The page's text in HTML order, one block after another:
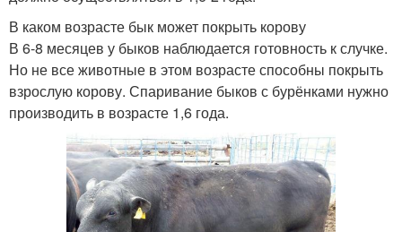
В каком возрасте бык может покрыть корову
В 6-8 месяцев у быков наблюдается готовность к случке.
Но не все животные в этом возрасте способны покрыть
взрослую корову. Спаривание быков с бурёнками нужно
производить в возрасте 1,6 года.